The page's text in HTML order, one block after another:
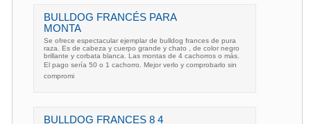
BULLDOG FRANCÉS PARA
MONTA
Se ofrece espectacular ejemplar de bulldog frances de pura
raza. Es de cabeza y cuerpo grande y chato , de color negro
brillante y corbata blanca. Las montas de 4 cachorros o más.
El pago sería 50 o 1 cachorro. Mejor verlo y comprobarlo sin
compromi
BULLDOG FRANCES 8 4